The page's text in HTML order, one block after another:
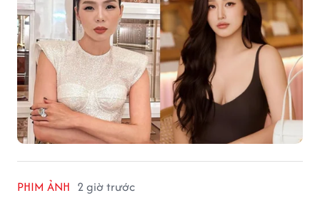
PHIM ẢNH 2 giờ trước